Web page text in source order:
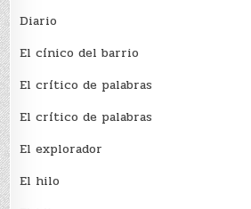
Diario
El cínico del barrio
El crí­tico de palabras
El crí­tico de palabras
El explorador
El hilo